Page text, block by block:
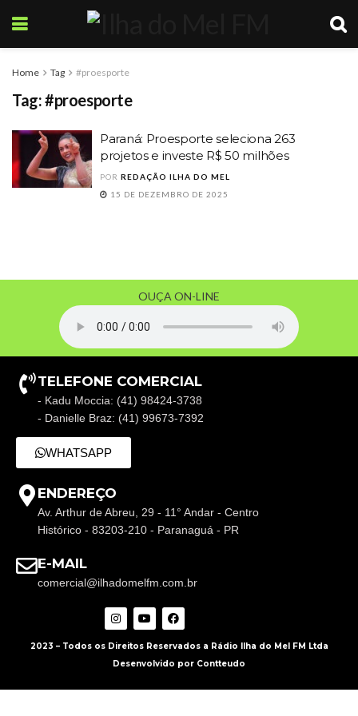
Home Tag #proesporte
Tag:#proesporte
Paraná: Proesporte seleciona 263
projetos e investe R$ 50 milhões
POR REDAÇÃO ILHA DO MEL
15 DE DEZEMBRO DE 2025
OUÇA ON-LINE
TELEFONE COMERCIAL
- Kadu Moccia: (41) 98424-3738
- Danielle Braz: (41) 99673-7392
WHATSAPP
ENDEREÇO
Av. Arthur de Abreu, 29 - 11° Andar - Centro
Histórico - 83203-210 - Paranaguá - PR
E-MAIL
comercial@ilhadomelfm.com.br
2023 – Todos os Direitos Reservados a Rádio Ilha do Mel FM Ltda
Desenvolvido por Contteudo